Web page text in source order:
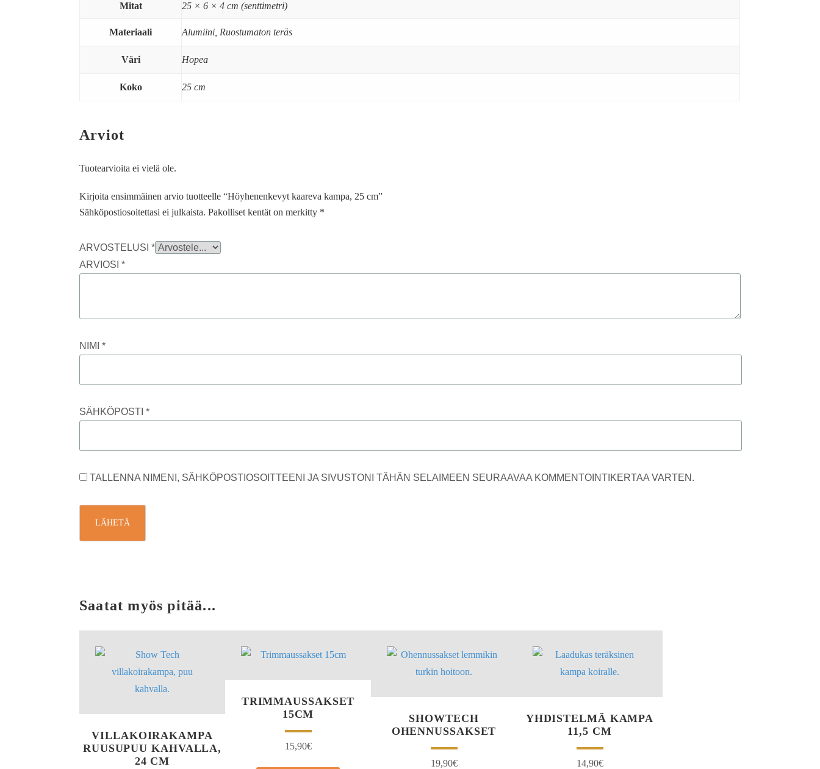
Mitat 25 × 6 × 4 cm (senttimetri)
Materiaali Alumiini, Ruostumaton teräs
Väri Hopea
Koko 25 cm
Arviot
Tuotearvioita ei vielä ole.
Kirjoita ensimmäinen arvio tuotteelle “Höyhenenkevyt kaareva kampa, 25 cm”
Sähköpostiosoitettasi ei julkaista. Pakolliset kentät on merkitty *
ARVOSTELUSI*
ARVIOSI*
NIMI*
SÄHKÖPOSTI*
TALLENNA NIMENI, SÄHKÖPOSTIOSOITTEENI JA SIVUSTONI TÄHÄN SELAIMEEN SEURAAVAA KOMMENTOINTIKERTAA VARTEN.
Saatat myös pitää...
VILLAKOIRAKAMPA
RUUSUPUU KAHVALLA,
24 CM
TRIMMAUSSAKSET
15CM
15,90€
SHOWTECH
OHENNUSSAKSET
19,90€
YHDISTELMÄ KAMPA
11,5 CM
14,90€